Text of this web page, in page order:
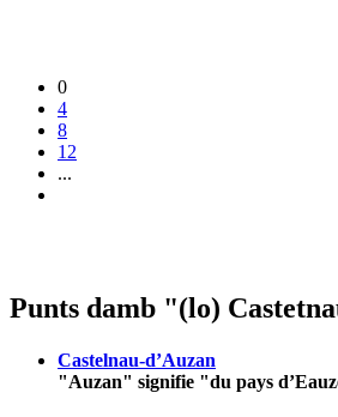
0
4
8
12
...
Punts damb "(lo)
Castelnau-d’Auzan
"Auzan" signifie "du pays